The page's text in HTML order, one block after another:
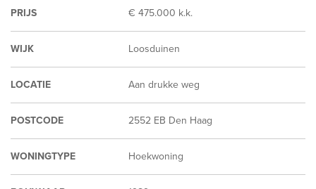
PRIJS € 475.000 k.k.
WIJK Loosduinen
LOCATIE Aan drukke weg
POSTCODE 2552 EB Den Haag
WONINGTYPE Hoekwoning